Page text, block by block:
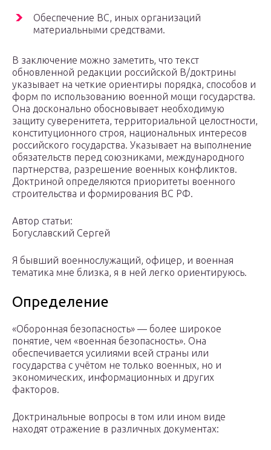
Обеспечение ВС, иных организаций
материальными средствами.
В заключение можно заметить, что текст
обновленной редакции российской В/доктрины
указывает на четкие ориентиры порядка, способов и
форм по использованию военной мощи государства.
Она досконально обосновывает необходимую
защиту суверенитета, территориальной целостности,
конституционного строя, национальных интересов
российского государства. Указывает на выполнение
обязательств перед союзниками, международного
партнерства, разрешение военных конфликтов.
Доктриной определяются приоритеты военного
строительства и формирования ВС РФ.
Автор статьи:
Богуславский Сергей
Я бывший военнослужащий, офицер, и военная
тематика мне близка, я в ней легко ориентируюсь.
Определение
«Оборонная безопасность» — более широкое
понятие, чем «военная безопасность». Она
обеспечивается усилиями всей страны или
государства с учётом не только военных, но и
экономических, информационных и других
факторов.
Доктринальные вопросы в том или ином виде
находят отражение в различных документах: